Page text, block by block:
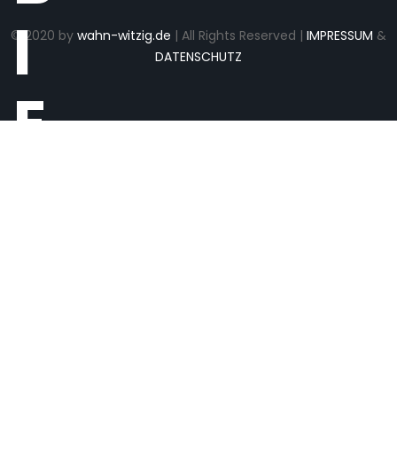
I
E
© 2020 by wahn-witzig.de | All Rights Reserved | IMPRESSUM &
DATENSCHUTZ